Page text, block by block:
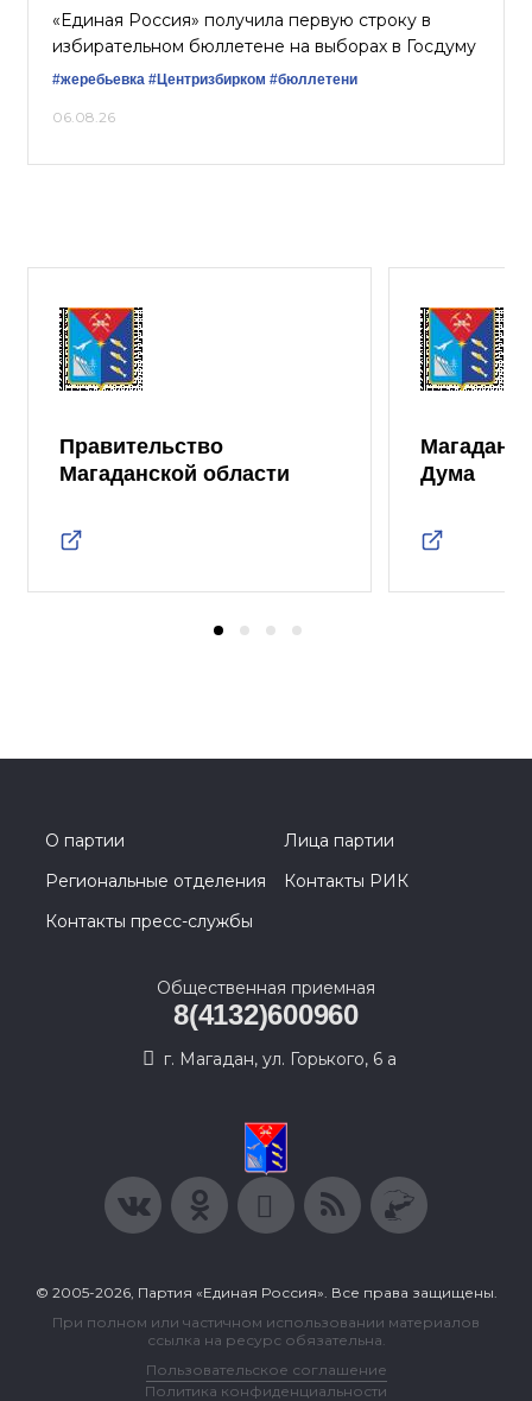
«Единая Россия» получила первую строку в
избирательном бюллетене на выборах в Госдуму
#жеребьевка #Центризбирком #бюллетени
06.08.26
Правительство
Магаданской области
Дума
О партии
Лица партии
Региональные отделения
Контакты РИК
Контакты пресс-службы
Общественная приемная
8(4132)600960
г. Магадан, ул. Горького, 6 а
© 2005-2026, Партия «Единая Россия». Все права защищены.
При полном или частичном использовании материалов
ссылка на ресурс обязательна.
Пользовательское соглашение
Политика конфиденциальности